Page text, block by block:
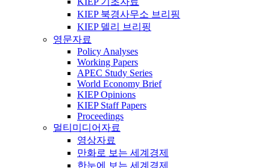
KIEP 북경사무소 브리핑
KIEP 델리 브리핑
영문자료
Policy Analyses
Working Papers
APEC Study Series
World Economy Brief
KIEP Opinions
KIEP Staff Papers
Proceedings
멀티미디어자료
영상자료
만화로 보는 세계경제
한눈에 보는 세계경제